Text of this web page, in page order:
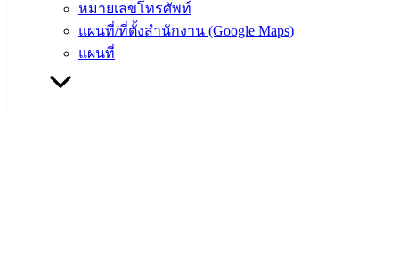
หมายเลขโทรศัพท์
แผนที่/ที่ตั้งสำนักงาน (Google Maps)
แผนที่